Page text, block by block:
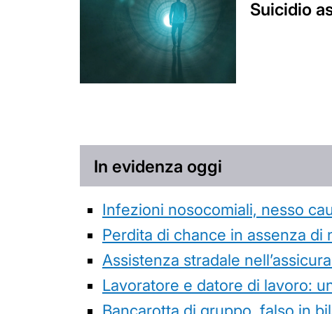
Suicidio
In evidenza oggi
Infezioni nosocomiali, nesso
Perdita di chance in assenza di
Assistenza stradale
Lavoratore e datore di lavoro: